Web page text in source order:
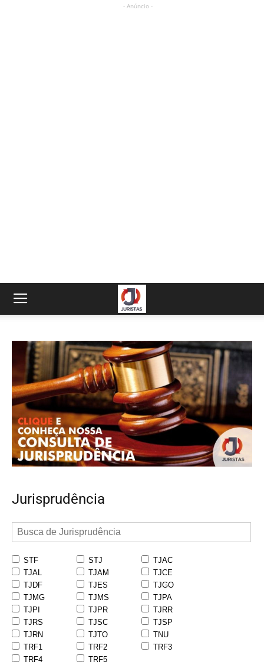
- Anúncio -
Jurisprudência
STF STJ
TJAC
TJAL
TJAM
TJCE
TJDF
TJES
TJGO
TJMG
TJMS
TJPA
TJPI
TJPR
TJRR
TJRS
TJSC
TJSP
TJRN
TJTO
TNU
TRF1
TRF2
TRF3
TRF4
TRF5